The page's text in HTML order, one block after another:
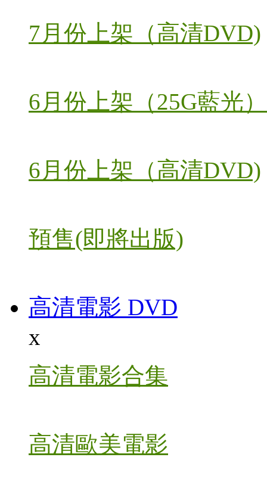
7月份上架（高清DVD)
6月份上架（25G藍光）
6月份上架（高清DVD)
預售(即將出版)
高清電影 DVD
x
高清電影合集
高清歐美電影